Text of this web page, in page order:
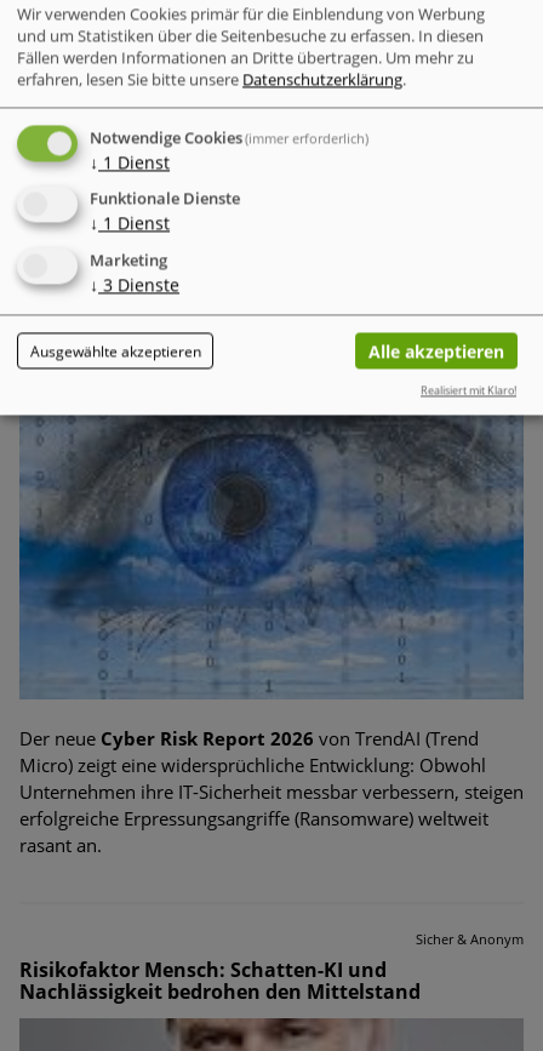
Transparenz entscheidend sind
Das Kernproblem: Fehlende Gesamtsicht statt falscher
HardwareTechnische Störungen im Einzelhandel – wie
verlangsamte Scanner, veraltete Software oder
ungenehmigte KI-Nutzung – werden oft als isolierte
Alltagsfälle betrachtet.
Der neue Cyber Risk Report 2026 von TrendAI (Trend
Der neue Cyber Risk Report 2026 von TrendAI (Trend
Micro) zeigt eine widersprüchliche Entwicklung: Obwohl
Unternehmen ihre IT-Sicherheit messbar verbessern, steigen
erfolgreiche Erpressungsangriffe (Ransomware) weltweit
rasant an.
Sicher & Anonym
Risikofaktor Mensch: Schatten-KI und
Nachlässigkeit bedrohen den Mittelstand
Wir verwenden Cookies primär für die Einblendung von Werbung
und um Statistiken über die Seitenbesuche zu erfassen. In diesen
Fällen werden Informationen an Dritte übertragen. Um mehr zu
erfahren, lesen Sie bitte unsere Datenschutzerklärung.
Notwendige Cookies(immer erforderlich)
↓ 1 Dienst
Funktionale Dienste
↓ 1 Dienst
Marketing
↓ 3 Dienste
Ausgewählte akzeptieren Alle akzeptieren
Realisiert mit Klaro!